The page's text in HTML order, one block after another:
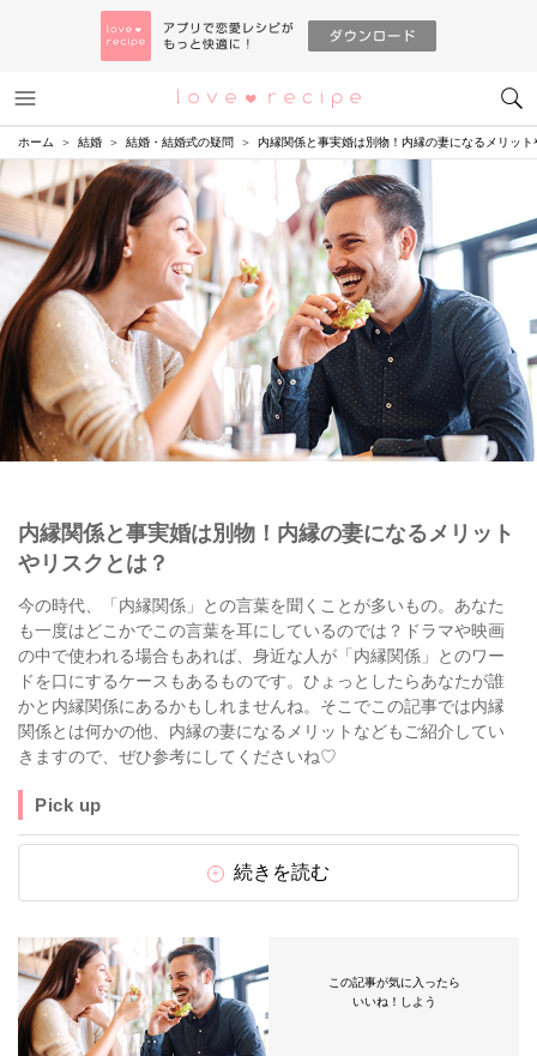
恋愛レシピ
ホーム 結婚 結婚・結婚式の疑問 内縁関係と事実婚は別物！内縁の妻になるメリット
内縁関係と事実婚は別物！内縁の妻になるメリット
やリスクとは？
今の時代、「内縁関係」との言葉を聞くことが多いもの。あなた
も一度はどこかでこの言葉を耳にしているのでは？ドラマや映画
の中で使われる場合もあれば、身近な人が「内縁関係」とのワー
ドを口にするケースもあるものです。ひょっとしたらあなたが誰
かと内縁関係にあるかもしれませんね。そこでこの記事では内縁
関係とは何かの他、内縁の妻になるメリットなどもご紹介してい
きますので、ぜひ参考にしてくださいね♡
Pick up
続きを読む
この記事が気に入ったら
いいね！しよう